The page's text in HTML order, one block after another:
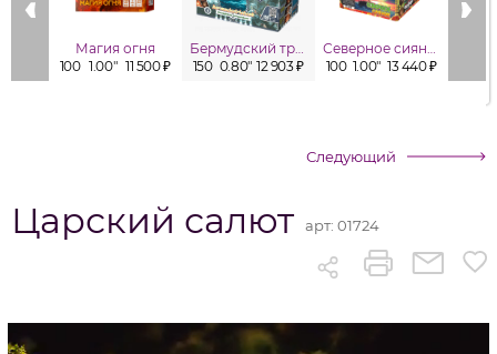
От выбранного города зависит
отображаемый ассортимент,
цены, наличие и условия
доставки
Магия огня
100 1.00" 11 500 ₽
Бермудский треугольник
150 0.80" 12 903 ₽
Северное сияние
100 1.00" 13 440 ₽
Следующий
Царский салют арт: 01724